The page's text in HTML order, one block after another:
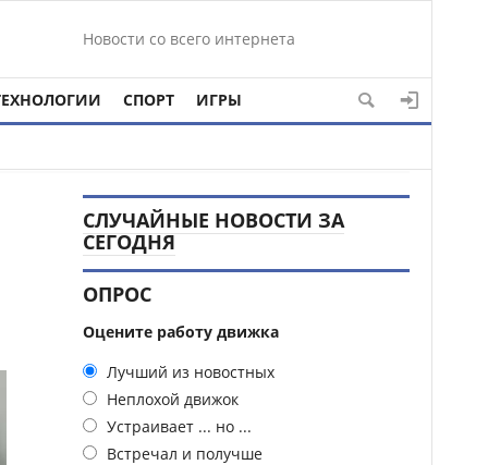
Новости со всего интернета
СПОРТ ИГРЫ
СЛУЧАЙНЫЕ НОВОСТИ ЗА
СЕГОДНЯ
ОПРОС
Оцените работу движка
Лучший из новостных
Неплохой движок
Устраивает ... но ...
Встречал и получше